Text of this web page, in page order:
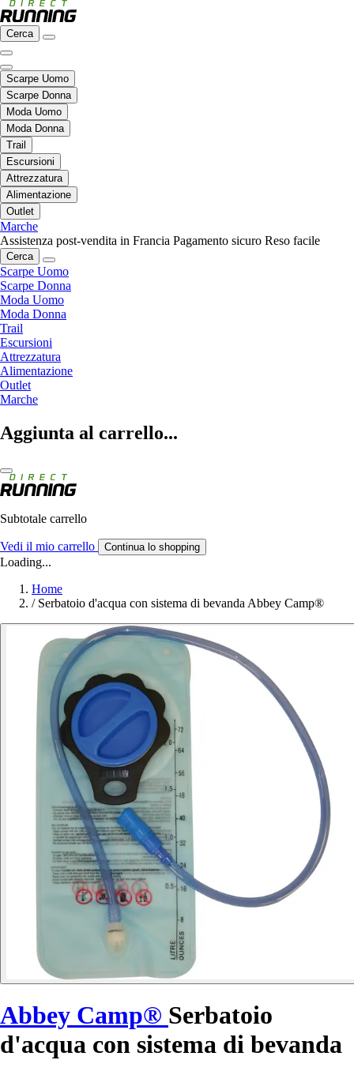
Cerca
Scarpe Uomo
Scarpe Donna
Moda Uomo
Moda Donna
Trail
Escursioni
Attrezzatura
Alimentazione
Outlet
Marche
Assistenza post-vendita in Francia Pagamento sicuro Reso facile
Cerca
Scarpe Uomo
Scarpe Donna
Moda Uomo
Moda Donna
Trail
Escursioni
Attrezzatura
Alimentazione
Outlet
Marche
Aggiunta al carrello...
Subtotale carrello
Vedi il mio carrello Continua lo shopping
Loading...
Home
/ Serbatoio d'acqua con sistema di bevanda Abbey Camp®
Abbey Camp® Serbatoio
d'acqua con sistema di bevanda